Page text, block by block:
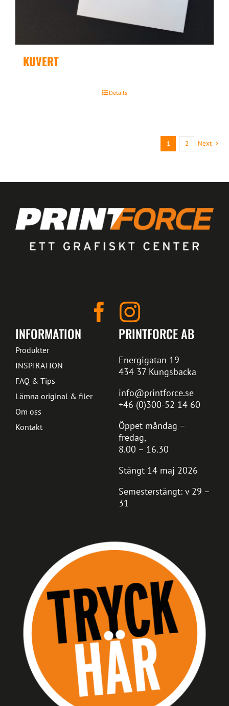
KUVERT
Details
1 2 Next
PRINTFORCE AB
Energigatan 19
434 37 Kungsbacka
info@printforce.se
+46 (0)300-52 14 60
Öppet måndag –
fredag,
8.00 – 16.30
Stängt 14 maj 2026
Semesterstängt: v 29 –
31
INFORMATION
Produkter
INSPIRATION
FAQ & Tips
Lämna original & filer
Om oss
Kontakt